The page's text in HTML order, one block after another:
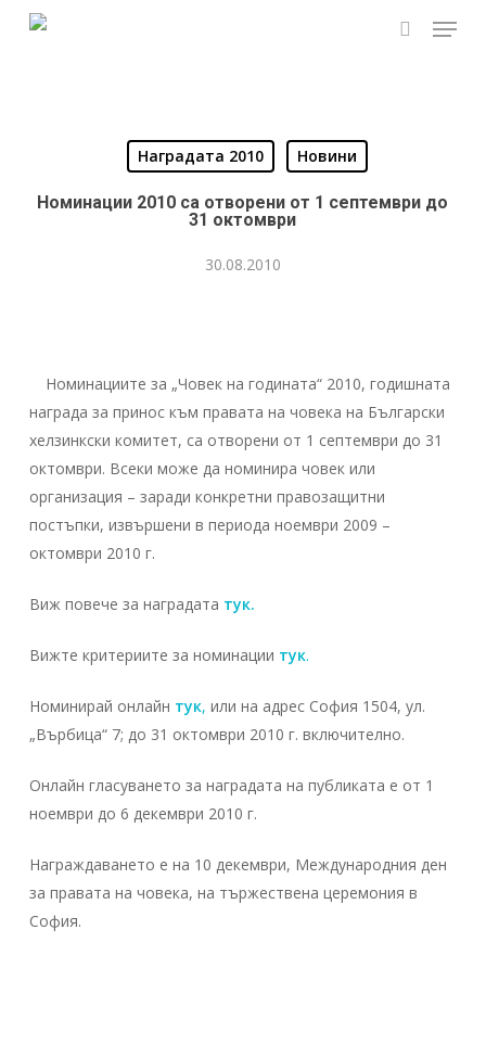
Menu
Наградата 2010 Новини
Номинации 2010 са отворени от 1 септември до
31 октомври
30.08.2010
Номинациите за „Човек на годината“ 2010, годишната
награда за принос към правата на човека на Български
хелзинкски комитет, са отворени от 1 септември до 31
октомври. Всеки може да номинира човек или
организация – заради конкретни правозащитни
постъпки, извършени в периода ноември 2009 –
октомври 2010 г.
Виж повече за наградата тук.
Вижте критериите за номинации тук.
Номинирай онлайн тук, или на адрес София 1504, ул.
„Върбица“ 7; до 31 октомври 2010 г. включително.
Онлайн гласуването за наградата на публиката е от 1
ноември до 6 декември 2010 г.
Награждаването е на 10 декември, Международния ден
за правата на човека, на тържествена церемония в
София.